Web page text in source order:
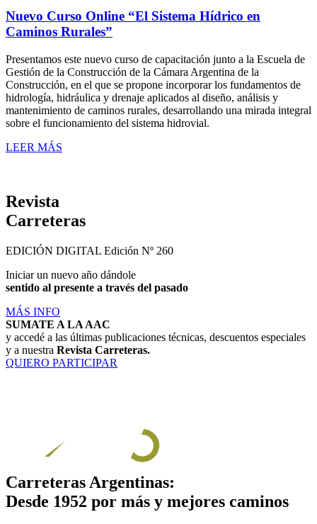
Nuevo Curso Online “El Sistema Hídrico en
Caminos Rurales”
Presentamos este nuevo curso de capacitación junto a la Escuela de
Gestión de la Construcción de la Cámara Argentina de la
Construcción, en el que se propone incorporar los fundamentos de
hidrología, hidráulica y drenaje aplicados al diseño, análisis y
mantenimiento de caminos rurales, desarrollando una mirada integral
sobre el funcionamiento del sistema hidrovial.
LEER MÁS
Revista
Carreteras
EDICIÓN DIGITAL Edición Nº 260
Iniciar un nuevo año dándole
sentido al presente a través del pasado
MÁS INFO
SUMATE A LA AAC
y accedé a las últimas publicaciones técnicas, descuentos especiales
y a nuestra Revista Carreteras.
QUIERO PARTICIPAR
Carreteras Argentinas:
Desde 1952 por más y mejores caminos